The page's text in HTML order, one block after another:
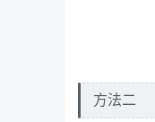
方法二